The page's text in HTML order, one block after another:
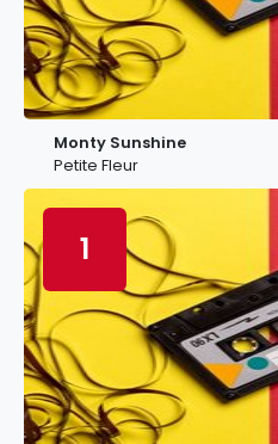
Monty Sunshine
Petite Fleur
1